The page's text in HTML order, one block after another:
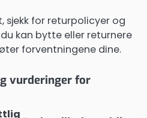
sjekk for returpolicyer og
kan bytte eller returnere
forventningene dine.
vurderinger for